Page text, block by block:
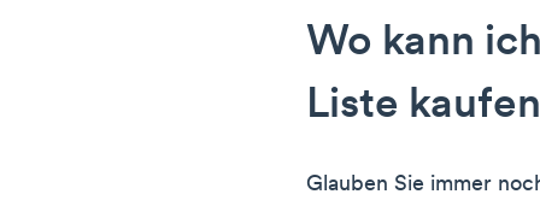
Wo kann
Liste
Glauben Sie immer